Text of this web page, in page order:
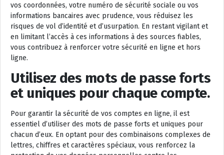
vos coordonnées, votre numéro de sécurité sociale ou vos
informations bancaires avec prudence, vous réduisez les
risques de vol d’identité et d’usurpation. En restant vigilant et
en limitant l’accès à ces informations à des sources fiables,
vous contribuez à renforcer votre sécurité en ligne et hors
ligne.
Utilisez des mots de passe forts
et uniques pour chaque compte.
Pour garantir la sécurité de vos comptes en ligne, il est
essentiel d’utiliser des mots de passe forts et uniques pour
chacun d’eux. En optant pour des combinaisons complexes de
lettres, chiffres et caractères spéciaux, vous renforcez la